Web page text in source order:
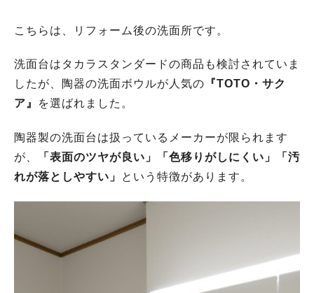
こちらは、リフォーム後の洗面所です。
洗面台はタカラスタンダードの商品も検討されていま
したが、陶器の洗面ボウルが人気の 『TOTO・サク
ア』
を選ばれました。
陶器製の洗面台は扱っているメーカーが限られます
が、
「表面のツヤが良い」「色移りがしにくい」「汚
れが落としやすい」
という特徴があります。